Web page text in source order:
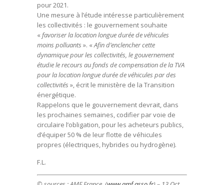
pour 2021.
Une mesure à l’étude intéresse particulièrement
les collectivités : le gouvernement souhaite
« favoriser la location longue durée de véhicules
moins polluants ». «Afin d’enclencher cette
dynamique pour les collectivités, le gouvernement
étudie le recours au fonds de compensation de la TVA
pour la location longue durée de véhicules par des
collectivités », écrit le ministère de la Transition
énergétique.
Rappelons que le gouvernement devrait, dans
les prochaines semaines, codifier par voie de
circulaire l’obligation, pour les acheteurs publics,
d’équiper 50 % de leur flotte de véhicules
propres (électriques, hybrides ou hydrogène).
F.L.